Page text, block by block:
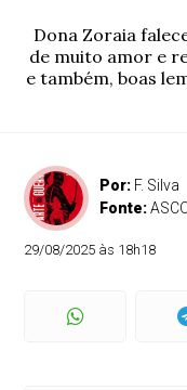
Dona Zoraia
de muito amor e
e também, boas
Por: F. Silva
Fonte:
29/08/2025 às 18h18